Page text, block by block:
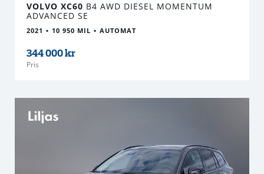
VOLVO XC60 B4 AWD DIESEL MOMENTUM
ADVANCED SE
2021 10 950 MIL AUTOMAT
344 000 kr
Pris